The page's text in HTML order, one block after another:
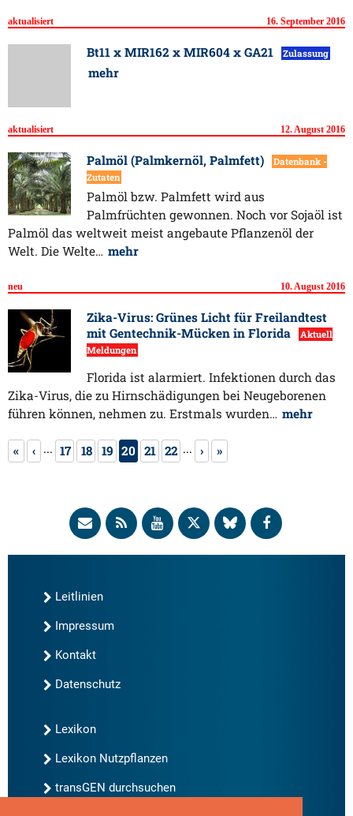
aktualisiert 16. September 2016
Bt11 x MIR162 x MIR604 x GA21 Zulassung
mehr
aktualisiert 12. August 2016
Palmöl (Palmkernöl, Palmfett)
Datenbank -
Zutaten
Palmöl bzw. Palmfett wird aus
Palmfrüchten gewonnen. Noch vor Sojaöl ist
Palmöl das weltweit meist angebaute Pflanzenöl der
Welt. Die Welte… mehr
neu 10. August 2016
Zika-Virus: Grünes Licht für Freilandtest
mit Gentechnik-Mücken in Florida
Aktuell
Meldungen
Florida ist alarmiert. Infektionen durch das
Zika-Virus, die zu Hirnschädigungen bei Neugeborenen
führen können, nehmen zu. Erstmals wurden… mehr
« ‹ ... 17 18 19 20 21 22 ... › »
Leitlinien
Impressum
Kontakt
Datenschutz
Lexikon
Lexikon Nutzpflanzen
transGEN durchsuchen